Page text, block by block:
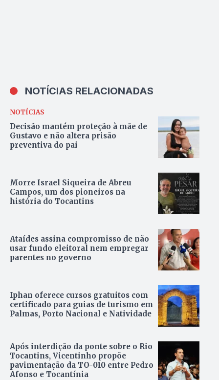
NOTÍCIAS RELACIONADAS
NOTÍCIAS
Decisão mantém proteção à mãe de
Gustavo e não altera prisão
preventiva do pai
Morre Israel Siqueira de Abreu
Campos, um dos pioneiros na
história do Tocantins
Ataídes assina compromisso de não
usar fundo eleitoral nem empregar
parentes no governo
Iphan oferece cursos gratuitos com
certificado para guias de turismo em
Palmas, Porto Nacional e Natividade
Após interdição da ponte sobre o Rio
Tocantins, Vicentinho propõe
pavimentação da TO-010 entre Pedro
Afonso e Tocantínia